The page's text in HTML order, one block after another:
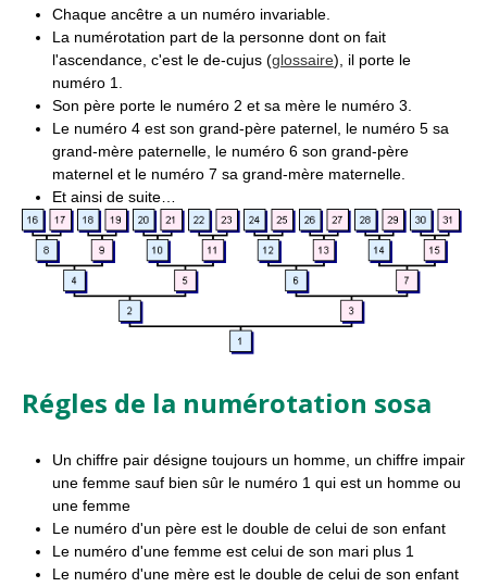
Chaque ancêtre a un numéro invariable.
La numérotation part de la personne dont on fait
l'ascendance, c'est le de-cujus (glossaire), il porte le
numéro 1.
Son père porte le numéro 2 et sa mère le numéro 3.
Le numéro 4 est son grand-père paternel, le numéro 5 sa
grand-mère paternelle, le numéro 6 son grand-père
maternel et le numéro 7 sa grand-mère maternelle.
Et ainsi de suite…
Régles de la numérotation sosa
Un chiffre pair désigne toujours un homme, un chiffre impair
une femme sauf bien sûr le numéro 1 qui est un homme ou
une femme
Le numéro d'un père est le double de celui de son enfant
Le numéro d'une femme est celui de son mari plus 1
Le numéro d'une mère est le double de celui de son enfant